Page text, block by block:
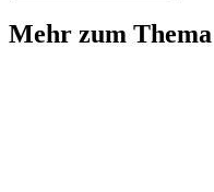
Mehr zum Thema